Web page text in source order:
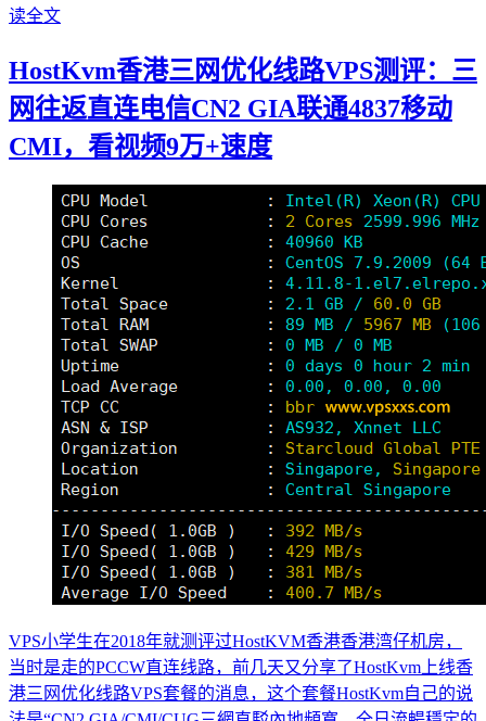
读全文
HostKvm香港三网优化线路VPS测评：三
网往返直连电信CN2 GIA联通4837移动
CMI，看视频9万+速度
VPS小学生在2018年就测评过HostKVM香港香港湾仔机房，
当时是走的PCCW直连线路，前几天又分享了HostKvm上线香
港三网优化线路VPS套餐的消息，这个套餐HostKvm自己的说